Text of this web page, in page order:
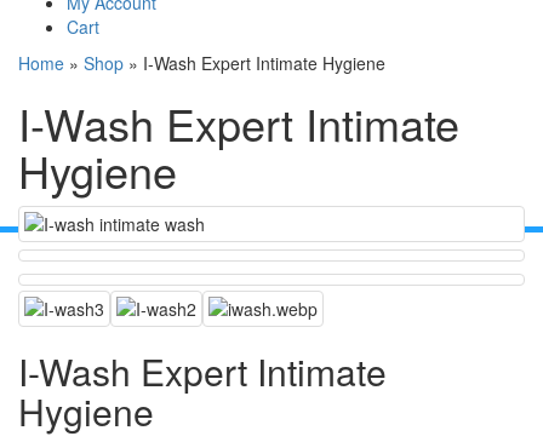
Cart
Home » Shop » I-Wash Expert Intimate Hygiene
I-Wash Expert Intimate
Hygiene
I-Wash Expert Intimate
Hygiene